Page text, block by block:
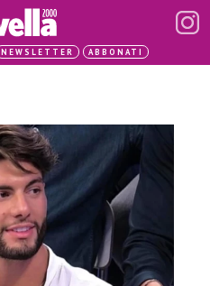
NEWSLETTER ABBONATI